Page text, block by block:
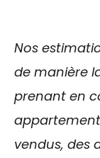
Nos
de manière
prenant en
vendus, des